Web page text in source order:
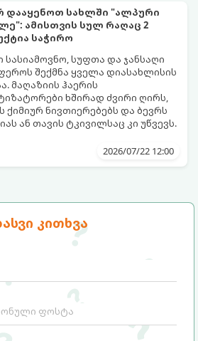
კითხვა
ამოყვანასა და პირვანდელი
დაბრუნებას.
დააყენოთ სახლში "ალპური
ამისთვის სულ რაღაც 2
საჭირო
სასიამოვნო, სუფთა და ჯანსაღი
შექმნა ყველა დიასახლისის
მაღაზიის ჰაერის
ხშირად ძვირი ღირს,
ქიმიურ ნივთიერებებს და ბევრს
ან თავის ტკივილსაც კი უწვევს.
და სიახლის ეფექტის მიღწევა
დაგჭირდებათ, რომლებიც
2026/07/22 12:00